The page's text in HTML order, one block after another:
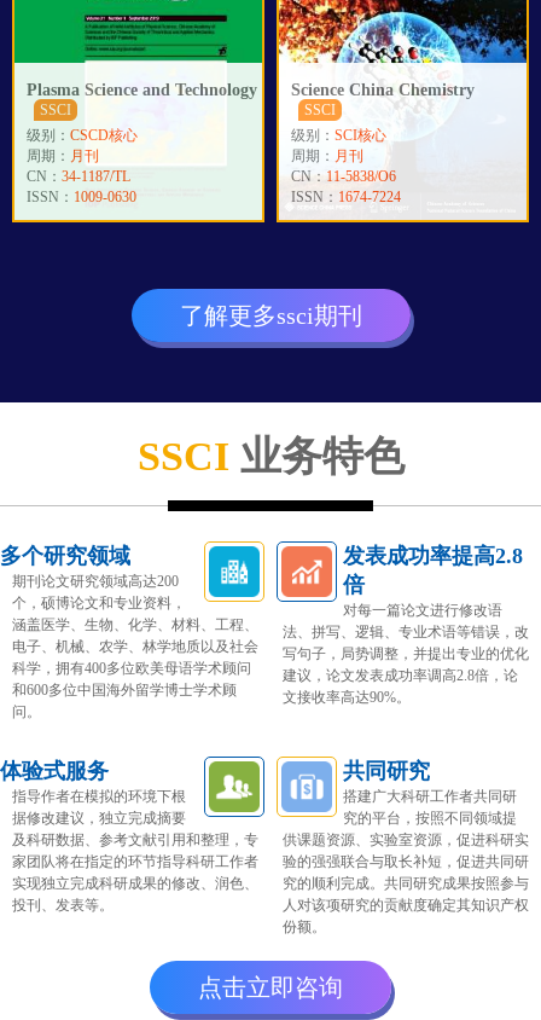
Plasma Science and Technology
SSCI
级别：CSCD核心
周期： 月刊
CN：34-1187/TL
ISSN： 1009-0630
Science China Chemistry
SSCI
级别：SCI核心
周期： 月刊
CN： 11-5838/O6
ISSN： 1674-7224
了解更多ssci期刊
SSCI业务特色
多个研究领域
期刊论文研究领域高达200
个，硕博论文和专业资料，
涵盖医学、生物、化学、材料、工程、
电子、机械、农学、林学地质以及社会
科学，拥有400多位欧美母语学术顾问
和600多位中国海外留学博士学术顾
问。
发表成功率提高2.8
倍
对每一篇论文进行修改语
法、拼写、逻辑、专业术语等错误，改
写句子，局势调整，并提出专业的优化
建议，论文发表成功率调高2.8倍，论
文接收率高达90%。
体验式服务
指导作者在模拟的环境下根
据修改建议，独立完成摘要
及科研数据、参考文献引用和整理，专
家团队将在指定的环节指导科研工作者
实现独立完成科研成果的修改、润色、
投刊、发表等。
共同研究
搭建广大科研工作者共同研
究的平台，按照不同领域提
供课题资源、实验室资源，促进科研实
验的强强联合与取长补短，促进共同研
究的顺利完成。共同研究成果按照参与
人对该项研究的贡献度确定其知识产权
份额。
点击立即咨询